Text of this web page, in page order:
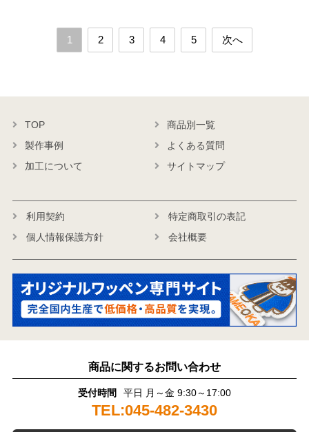
1 2 3 4 5 次へ
TOP
商品別一覧
製作事例
よくある質問
加工について
サイトマップ
利用契約
特定商取引の表記
個人情報保護方針
会社概要
商品に関するお問い合わせ
受付時間 平日 月～金 9:30～17:00
TEL:045-482-3430